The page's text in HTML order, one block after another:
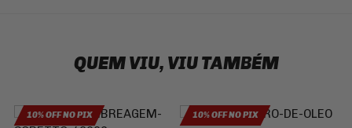
QUEM VIU, VIU TAMBÉM
10% OFF NO PIX 10% OFF NO PIX